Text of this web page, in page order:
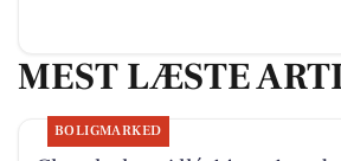
MEST LÆSTE
BOLIGMARKED